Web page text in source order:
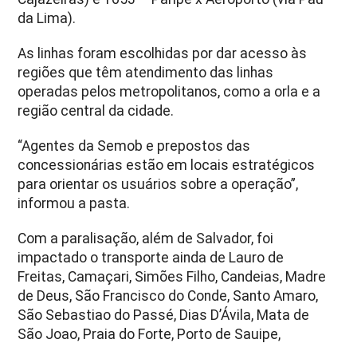
da Lima).
As linhas foram escolhidas por dar acesso às
regiões que têm atendimento das linhas
operadas pelos metropolitanos, como a orla e a
região central da cidade.
“Agentes da Semob e prepostos das
concessionárias estão em locais estratégicos
para orientar os usuários sobre a operação”,
informou a pasta.
Com a paralisação, além de Salvador, foi
impactado o transporte ainda de Lauro de
Freitas, Camaçari, Simões Filho, Candeias, Madre
de Deus, São Francisco do Conde, Santo Amaro,
São Sebastiao do Passé, Dias D’Ávila, Mata de
São Joao, Praia do Forte, Porto de Sauipe,